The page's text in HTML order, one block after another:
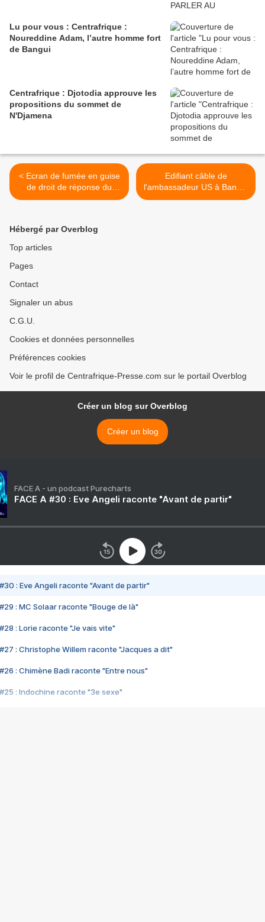
Lu pour vous : Centrafrique :
Noureddine Adam, l’autre homme fort
de Bangui
Centrafrique : Djotodia approuve les
propositions du sommet de
N'Djamena
< Ecran de fumée en guise
de droit de réponse du
milliardaire Fidèle
Edifiant câble de
l'ambassadeur US à Bangui
à l'époque de l'assassinat
Hébergé par Overblog
Top articles
Pages
Contact
Signaler un abus
C.G.U.
Cookies et données personnelles
Préférences cookies
Voir le profil de Centrafrique-Presse.com sur le portail Overblog
Créer un blog sur Overblog
Créer un blog
FACE A - un podcast Purecharts
FACE A #30 : Eve Angeli raconte "Avant de partir"
#30 : Eve Angeli raconte "Avant de partir"
#29 : MC Solaar raconte "Bouge de là"
#28 : Lorie raconte "Je vais vite"
#27 : Christophe Willem raconte "Jacques a dit"
#26 : Chimène Badi raconte "Entre nous"
#25 : Indochine raconte "3e sexe"